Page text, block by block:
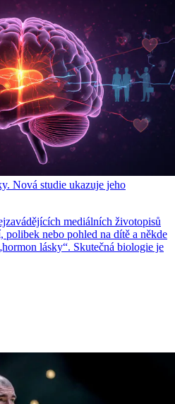
Nová studie ukazuje jeho
mediálních životopisů
polibek nebo pohled na dítě a někde
lásky“. Skutečná biologie je